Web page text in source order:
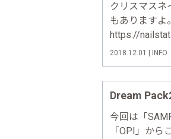
クリスマスネ
もありますよ
https://
2018.12.01 | INFO
Dream
今回は「
「OPI」か